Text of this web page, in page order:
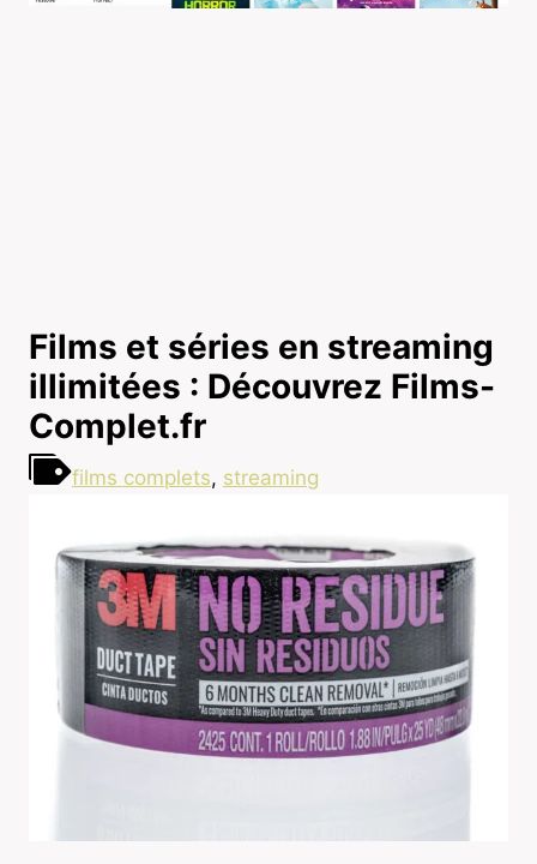
Films et séries en streaming
illimitées : Découvrez Films-
Complet.fr
films complets, streaming